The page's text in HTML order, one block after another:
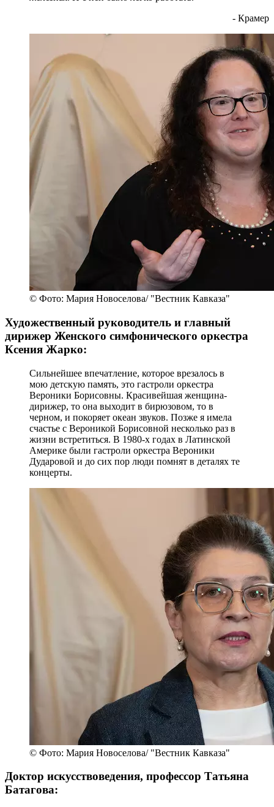
- Крамер
© Фото: Мария Новоселова/ "Вестник Кавказа"
Художественный руководитель и главный
дирижер Женского симфонического оркестра
Ксения Жарко:
Сильнейшее впечатление, которое врезалось в
мою детскую память, это гастроли оркестра
Вероники Борисовны. Красивейшая женщина-
дирижер, то она выходит в бирюзовом, то в
черном, и покоряет океан звуков. Позже я имела
счастье с Вероникой Борисовной несколько раз в
жизни встретиться. В 1980-х годах в Латинской
Америке были гастроли оркестра Вероники
Дударовой и до сих пор люди помнят в деталях те
концерты.
© Фото: Мария Новоселова/ "Вестник Кавказа"
Доктор искусствоведения, профессор Татьяна
Батагова: